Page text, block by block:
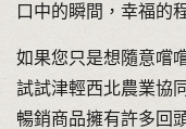
口中的瞬間，幸福的
如果您只是想隨意嚐
試試津輕西北農業協
暢銷商品擁有許多回